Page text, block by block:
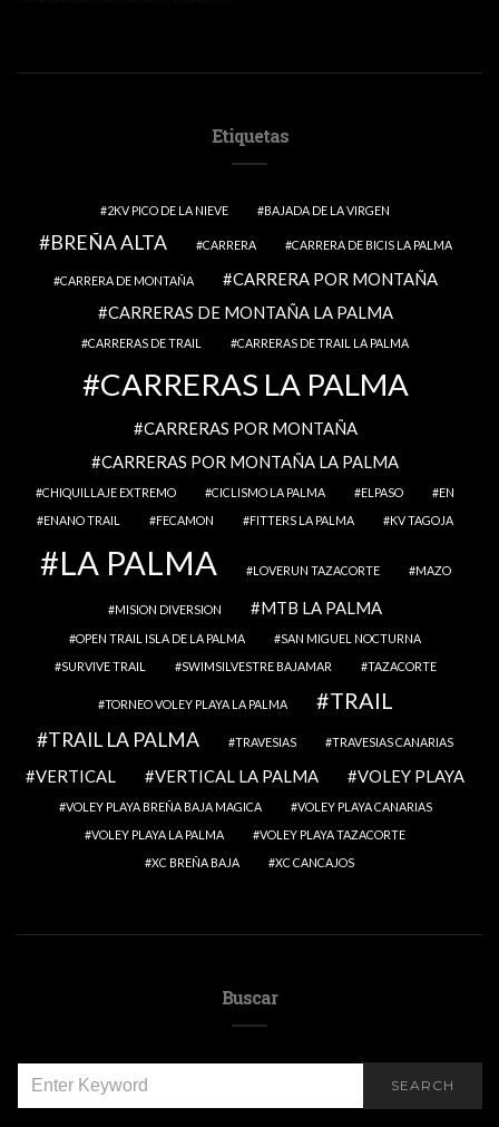
Etiquetas
2KV PICO DE LA NIEVE BAJADA DE LA VIRGEN
BREÑA ALTA CARRERA CARRERA DE BICIS LA PALMA
CARRERA DE MONTAÑA
CARRERA POR MONTAÑA
CARRERAS DE MONTAÑA LA PALMA
CARRERAS DE TRAIL CARRERAS DE TRAIL LA PALMA
CARRERAS LA PALMA
CARRERAS POR MONTAÑA
CARRERAS POR MONTAÑA LA PALMA
CHIQUILLAJE EXTREMO CICLISMO LA PALMA ELPASO
EN
ENANO TRAIL
FECAMON FITTERS LA PALMA KV TAGOJA
LA PALMA LOVERUN TAZACORTE MAZO
MISION DIVERSION MTB LA PALMA
OPEN TRAIL ISLA DE LA PALMA
SAN MIGUEL NOCTURNA
SURVIVE TRAIL
SWIMSILVESTRE BAJAMAR TAZACORTE
TORNEO VOLEY PLAYA LA PALMA TRAIL
TRAIL LA PALMA TRAVESIAS TRAVESIAS CANARIAS
VERTICAL VERTICAL LA PALMA VOLEY PLAYA
VOLEY PLAYA BREÑA BAJA MAGICA
VOLEY PLAYA CANARIAS
VOLEY PLAYA LA PALMA
VOLEY PLAYA TAZACORTE
XC BREÑA BAJA
XC CANCAJOS
Buscar
FOR:
SEARCH